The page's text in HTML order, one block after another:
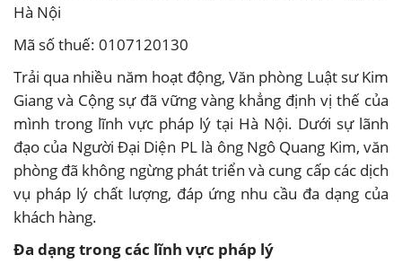
Hà Nội
Mã số thuế: 0107120130
Trải qua nhiều năm hoạt động, Văn phòng Luật sư Kim
Giang và Cộng sự đã vững vàng khẳng định vị thế của
mình trong lĩnh vực pháp lý tại Hà Nội. Dưới sự lãnh
đạo của Người Đại Diện PL là ông Ngô Quang Kim, văn
phòng đã không ngừng phát triển và cung cấp các dịch
vụ pháp lý chất lượng, đáp ứng nhu cầu đa dạng của
khách hàng.
Đa dạng trong các lĩnh vực pháp lý